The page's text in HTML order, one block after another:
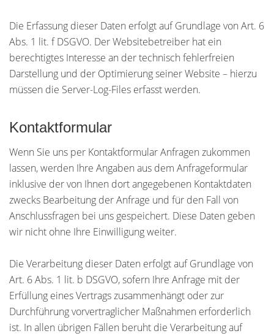
Die Erfassung dieser Daten erfolgt auf Grundlage von Art. 6
Abs. 1 lit. f DSGVO. Der Websitebetreiber hat ein
berechtigtes Interesse an der technisch fehlerfreien
Darstellung und der Optimierung seiner Website – hierzu
müssen die Server-Log-Files erfasst werden.
Kontaktformular
Wenn Sie uns per Kontaktformular Anfragen zukommen
lassen, werden Ihre Angaben aus dem Anfrageformular
inklusive der von Ihnen dort angegebenen Kontaktdaten
zwecks Bearbeitung der Anfrage und für den Fall von
Anschlussfragen bei uns gespeichert. Diese Daten geben
wir nicht ohne Ihre Einwilligung weiter.
Die Verarbeitung dieser Daten erfolgt auf Grundlage von
Art. 6 Abs. 1 lit. b DSGVO, sofern Ihre Anfrage mit der
Erfüllung eines Vertrags zusammenhängt oder zur
Durchführung vorvertraglicher Maßnahmen erforderlich
ist. In allen übrigen Fällen beruht die Verarbeitung auf